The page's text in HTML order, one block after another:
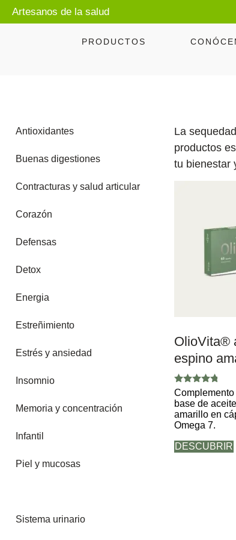
Artesanos de la salud
PRODUCTOS
Antioxidantes
Buenas digestiones
Contracturas y salud articular
Corazón
Defensas
Detox
Energia
Estreñimiento
Estrés y ansiedad
Insomnio
Memoria y concentración
Infantil
Piel y mucosas
Sistema urinario
La
productos
tu bienestar
OlioVita®
espino
Valorado
con
4.67
de 5
base de
amarillo en
Omega 7.
DESCUBRIR